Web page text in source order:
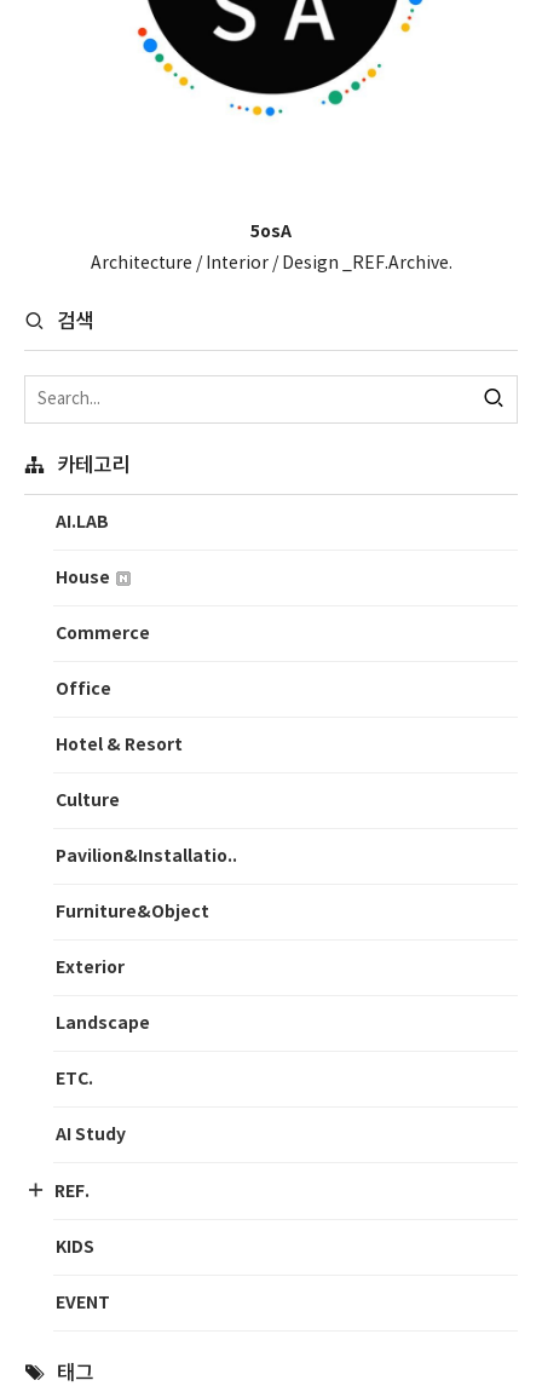
5osA
Architecture / Interior / Design _REF.Archive.
검색
카테고리
AI.LAB
House
Commerce
Office
Hotel & Resort
Culture
Pavilion&Installatio..
Furniture&Object
Exterior
Landscape
ETC.
AI Study
REF.
KIDS
EVENT
태그